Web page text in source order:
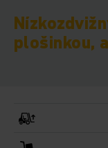
plošinkou,